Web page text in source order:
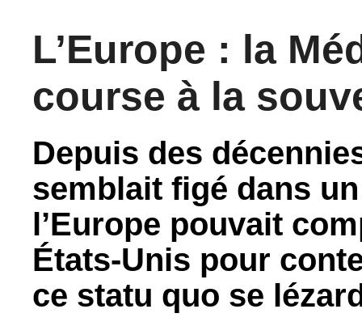
L’Europe : la
course à la
Depuis des
semblait figé dans
l’Europe pouvait
États-Unis pour
ce statu quo se